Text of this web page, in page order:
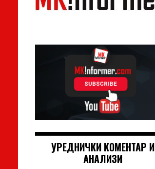
MKinformer
УРЕДНИЧКИ КОМЕНТАР И
АНАЛИЗИ